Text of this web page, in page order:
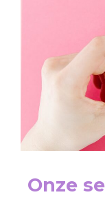
Onze